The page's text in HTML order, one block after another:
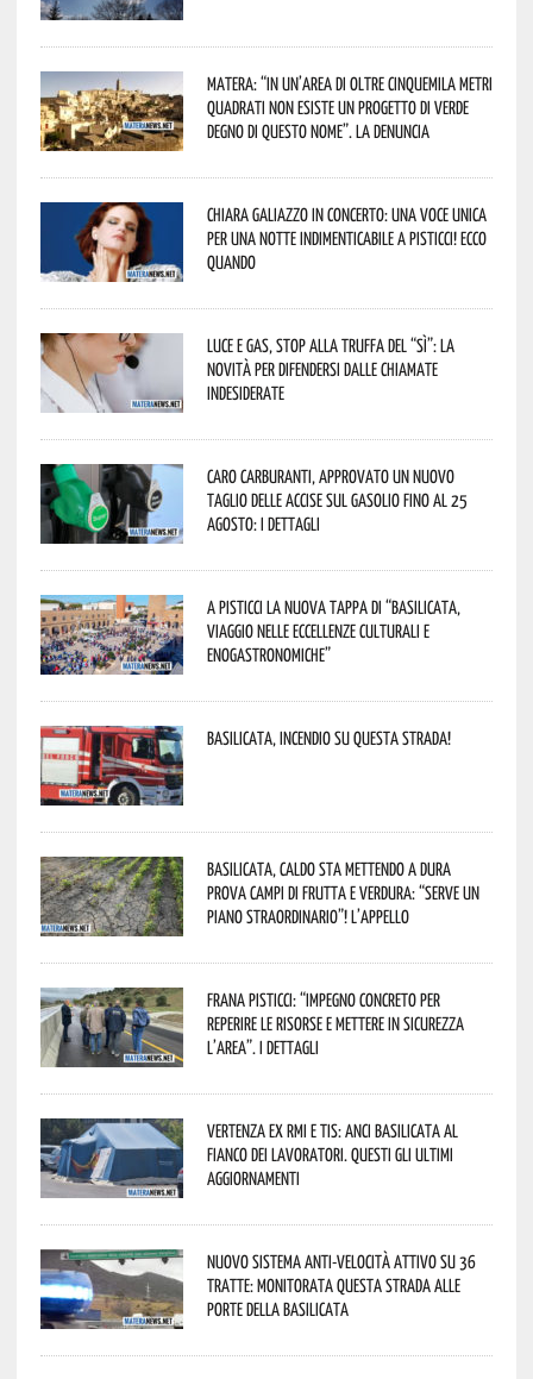
Matera: “In un’area di oltre cinquemila metri
quadrati non esiste un progetto di verde
degno di questo nome”. La denuncia
Chiara Galiazzo in concerto: una voce unica
per una notte indimenticabile a Pisticci! Ecco
quando
Luce e gas, stop alla truffa del “Sì”: la
novità per difendersi dalle chiamate
indesiderate
Caro carburanti, approvato un nuovo
taglio delle accise sul gasolio fino al 25
agosto: i dettagli
A Pisticci la nuova tappa di “Basilicata,
viaggio nelle eccellenze culturali e
enogastronomiche”
Basilicata, incendio su questa strada!
Basilicata, caldo sta mettendo a dura
prova campi di frutta e verdura: “Serve un
piano straordinario”! L’appello
Frana Pisticci: “Impegno concreto per
reperire le risorse e mettere in sicurezza
l’area”. I dettagli
Vertenza ex RMI e TIS: ANCI Basilicata al
fianco dei lavoratori. Questi gli ultimi
aggiornamenti
Nuovo sistema anti-velocità attivo su 36
tratte: monitorata questa strada alle
porte della Basilicata